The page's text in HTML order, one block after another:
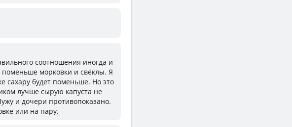
соотношения иногда и
поменьше морковки и свёклы. Я
сахару будет поменьше. Но это
лучше сырую капуста не
и дочери противопоказано.
или на пару.